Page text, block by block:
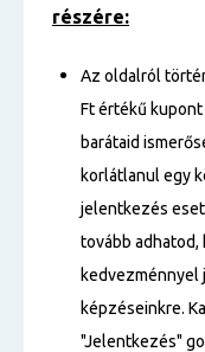
részére:
Az oldalról
Ft értékű kupont
barátaid
korlátlanul egy
jelentkezés
tovább adhatod,
képzéseinkre.
"Jelentkezés"